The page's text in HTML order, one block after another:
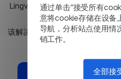
通过单击“接受所有
意将cookie存储在设备
导航，分析站点使用情
销工作。
全部接
Lingvanex的本地软件允许每天
这与根据使用情况收费
该解决方案使该平台能够将市场
语言,从而显着提高本地
我需要这个解决方案